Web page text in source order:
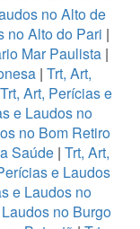
no Alto de
no Alto do Pari |
Mar Paulista |
| Trt, Art,
Trt, Art, Perícias e
e Laudos no
no Bom Retiro
Saúde | Trt, Art,
e Laudos
e Laudos no
no Burgo